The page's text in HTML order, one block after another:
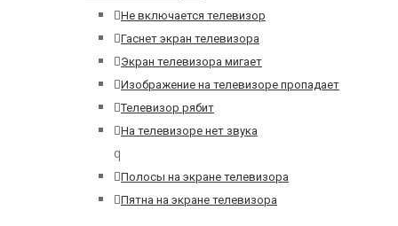
Не включается телевизор
Гаснет экран телевизора
Экран телевизора мигает
Изображение на телевизоре пропадает
Телевизор рябит
На телевизоре нет звука
q
Полосы на экране телевизора
Пятна на экране телевизора